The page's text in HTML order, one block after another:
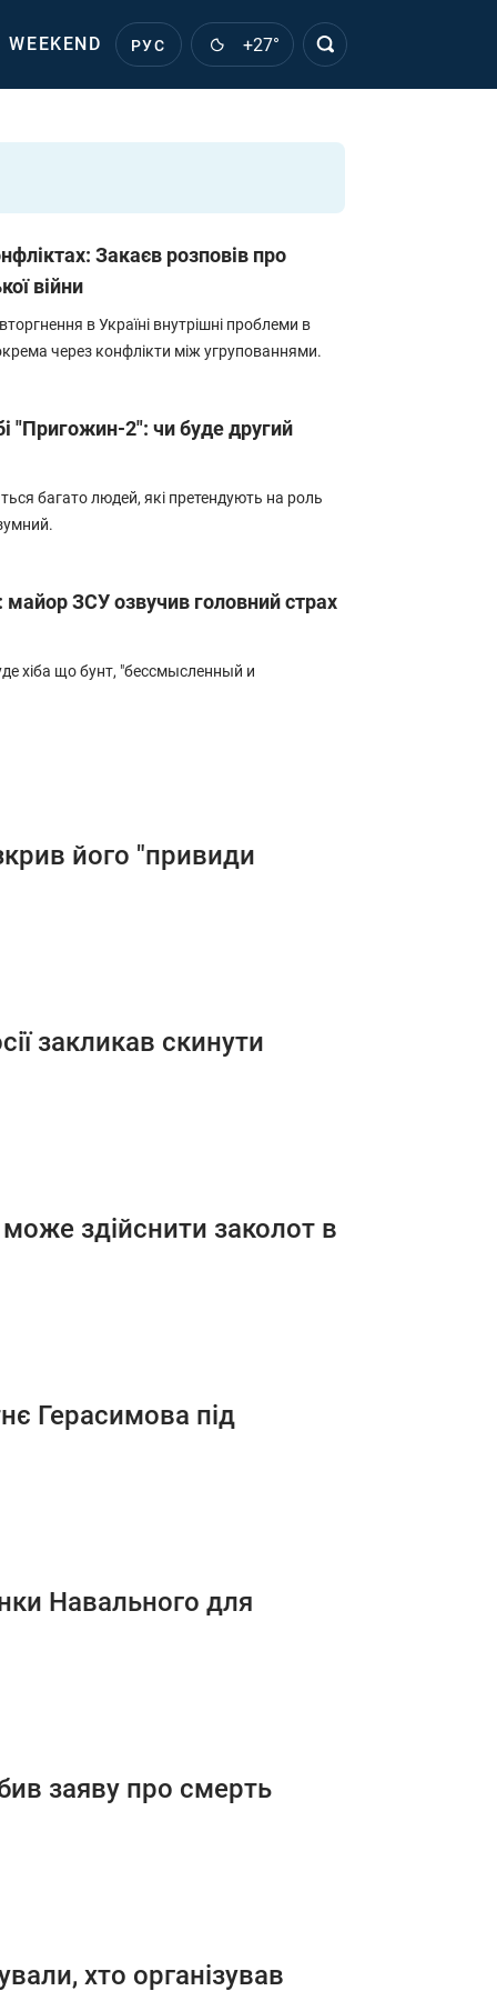
WEEKEND РУС +27°
Закаєв розповів про
війни
в Україні внутрішні проблеми в
через конфлікти між угрупованнями.
"Пригожин-2": чи буде другий
багато людей, які претендують на роль
ЗСУ озвучив головний страх
хіба що бунт, "бессмысленный и
його "привиди
закликав скинути
здійснити заколот в
Герасимова під
Навального для
заяву про смерть
хто організував